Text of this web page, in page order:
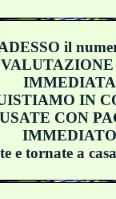
il
IN
CON
e tornate a